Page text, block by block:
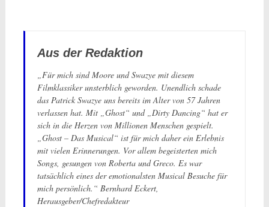
Aus der Redaktion
„Für mich sind Moore und Swazye mit diesem
Filmklassiker unsterblich geworden. Unendlich schade
das Patrick Swazye uns bereits im Alter von 57 Jahren
verlassen hat. Mit „Ghost“ und „Dirty Dancing“ hat er
sich in die Herzen von Millionen Menschen gespielt.
„Ghost – Das Musical“ ist für mich daher ein Erlebnis
mit vielen Erinnerungen. Vor allem begeisterten mich
Songs, gesungen von Roberta und Greco. Es war
tatsächlich eines der emotionalsten Musical Besuche für
mich persönlich.“ Bernhard Eckert,
Herausgeber/Chefredakteur